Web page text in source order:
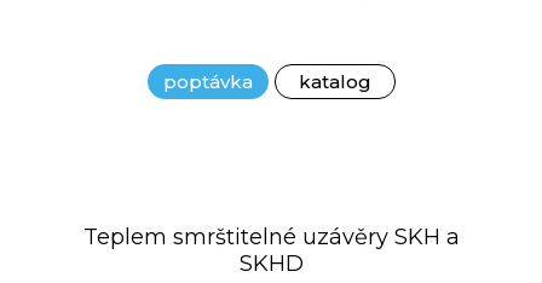
poptávka katalog
Teplem smrštitelné uzávěry SKH a
SKHD